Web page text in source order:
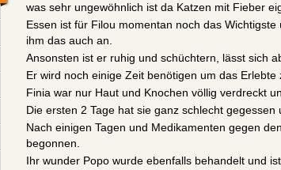
was sehr ungewöhnlich ist da Katzen mit Fieber
Essen ist für Filou momentan noch das
ihm das auch an.
Ansonsten ist er ruhig und schüchtern, lässt sich
Er wird noch einige Zeit benötigen um das Erlebte
Finia war nur Haut und Knochen völlig verdreckt
Die ersten 2 Tage hat sie ganz schlecht
Nach einigen Tagen und Medikamenten gegen
begonnen.
Ihr wunder Popo wurde ebenfalls behandelt und